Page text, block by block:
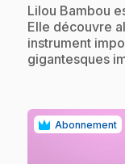
.Lilou Bambou
Elle découvre
instrument
gigantesques
Abonnement